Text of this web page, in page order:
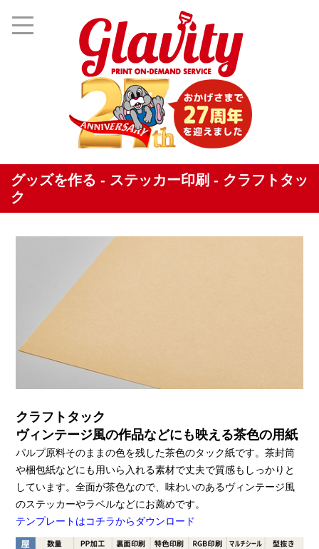
グッズを作る - ステッカー印刷 - クラフトタッ
ク
クラフトタック
ヴィンテージ風の作品などにも映える茶色の用紙
パルプ原料そのままの色を残した茶色のタック紙です。茶封筒
や梱包紙などにも用いら入れる素材で丈夫で質感もしっかりと
しています。全面が茶色なので、味わいのあるヴィンテージ風
のステッカーやラベルなどにお薦めです。
テンプレートはコチラからダウンロード